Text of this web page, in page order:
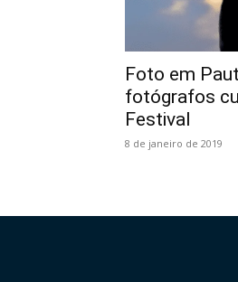
Foto em
fotógrafos
Festival
8 de janeiro de 2019